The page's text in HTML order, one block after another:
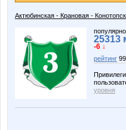
Актюбинская - Крановая -
25313
-6 ↓
рейтинг
уровня